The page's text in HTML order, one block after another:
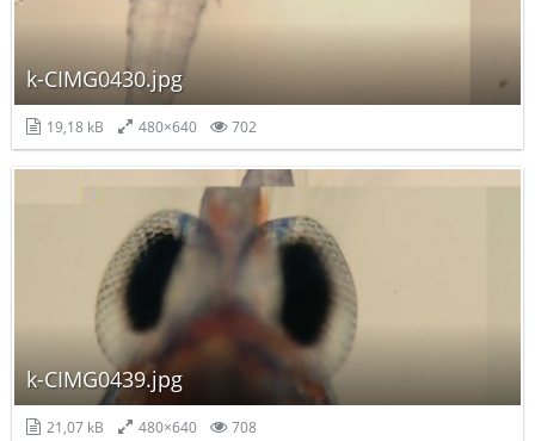
k-CIMG0430.jpg
19,18 kB 480×640 702
k-CIMG0439.jpg
21,07 kB 480×640 708